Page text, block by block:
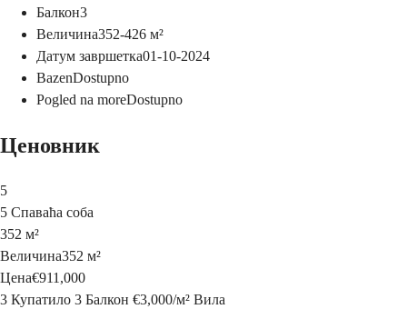
Балкон3
Величина352-426 м²
Датум завршетка01-10-2024
BazenDostupno
Pogled na moreDostupno
Ценовник
5
5 Спаваћа соба
352 м²
Величина352 м²
Цена€911,000
3 Купатило 3 Балкон €3,000/м² Вила